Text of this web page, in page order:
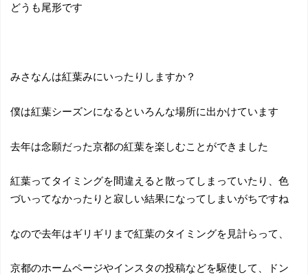
どうも尾形です
みさなんは紅葉みにいったりしますか？
僕は紅葉シーズンになるといろんな場所に出かけています
去年は念願だった京都の紅葉を楽しむことができました
紅葉ってタイミングを間違えると散ってしまっていたり、色
づいってなかったりと寂しい結果になってしまいがちですね
なので去年はギリギリまで紅葉のタイミングを見計らって、
京都のホームページやインスタの投稿などを駆使して、ドン